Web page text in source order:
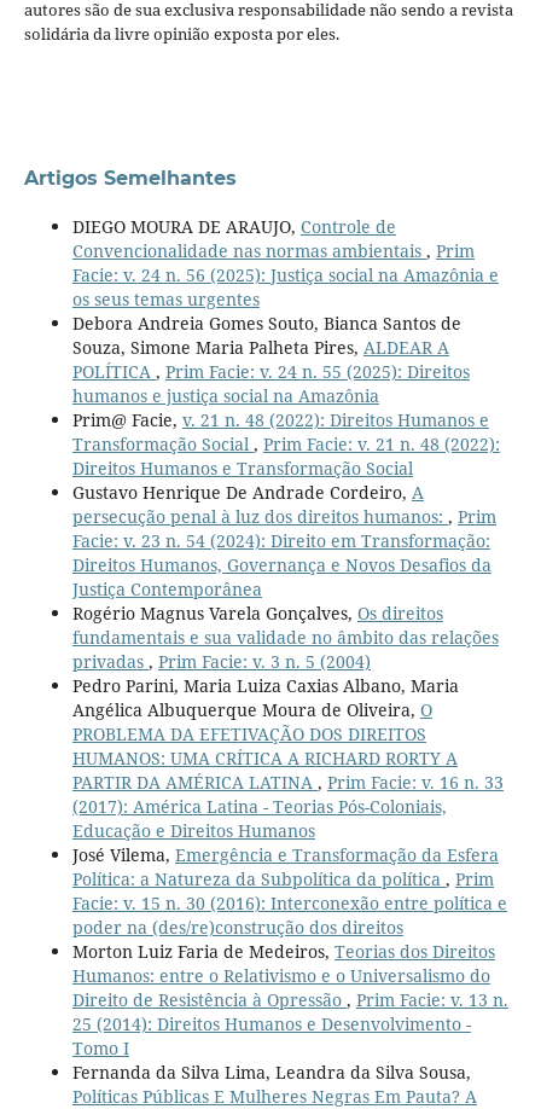
autores são de sua exclusiva responsabilidade não sendo a revista
solidária da livre opinião exposta por eles.
Artigos Semelhantes
DIEGO MOURA DE ARAUJO, Controle de
Convencionalidade nas normas ambientais , Prim
Facie: v. 24 n. 56 (2025): Justiça social na Amazônia e
os seus temas urgentes
Debora Andreia Gomes Souto, Bianca Santos de
Souza, Simone Maria Palheta Pires, ALDEAR A
POLÍTICA , Prim Facie: v. 24 n. 55 (2025): Direitos
humanos e justiça social na Amazônia
Prim@ Facie, v. 21 n. 48 (2022): Direitos Humanos e
Transformação Social , Prim Facie: v. 21 n. 48 (2022):
Direitos Humanos e Transformação Social
Gustavo Henrique De Andrade Cordeiro, A
persecução penal à luz dos direitos humanos: , Prim
Facie: v. 23 n. 54 (2024): Direito em Transformação:
Direitos Humanos, Governança e Novos Desafios da
Justiça Contemporânea
Rogério Magnus Varela Gonçalves, Os direitos
fundamentais e sua validade no âmbito das relações
privadas , Prim Facie: v. 3 n. 5 (2004)
Pedro Parini, Maria Luiza Caxias Albano, Maria
Angélica Albuquerque Moura de Oliveira, O
PROBLEMA DA EFETIVAÇÃO DOS DIREITOS
HUMANOS: UMA CRÍTICA A RICHARD RORTY A
PARTIR DA AMÉRICA LATINA , Prim Facie: v. 16 n. 33
(2017): América Latina - Teorias Pós-Coloniais,
Educação e Direitos Humanos
José Vilema, Emergência e Transformação da Esfera
Política: a Natureza da Subpolítica da política , Prim
Facie: v. 15 n. 30 (2016): Interconexão entre política e
poder na (des/re)construção dos direitos
Morton Luiz Faria de Medeiros, Teorias dos Direitos
Humanos: entre o Relativismo e o Universalismo do
Direito de Resistência à Opressão , Prim Facie: v. 13 n.
25 (2014): Direitos Humanos e Desenvolvimento -
Tomo I
Fernanda da Silva Lima, Leandra da Silva Sousa,
Políticas Públicas E Mulheres Negras Em Pauta? A